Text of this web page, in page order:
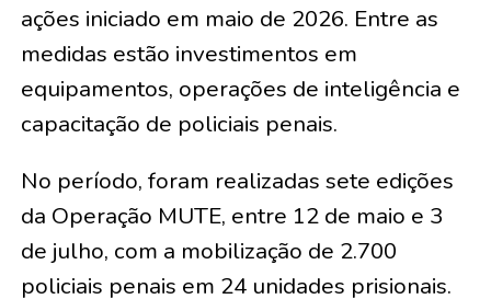
ações iniciado em maio de 2026. Entre as
medidas estão investimentos em
equipamentos, operações de inteligência e
capacitação de policiais penais.
No período, foram realizadas sete edições
da Operação MUTE, entre 12 de maio e 3
de julho, com a mobilização de 2.700
policiais penais em 24 unidades prisionais.